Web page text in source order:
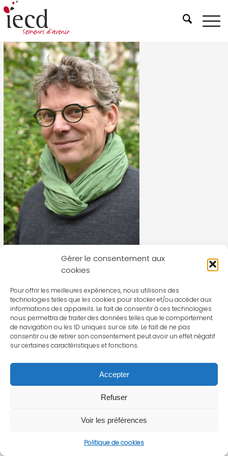
Gérer le consentement aux
cookies
Pour offrir les meilleures expériences, nous utilisons des
technologies telles que les cookies pour stocker et/ou accéder aux
informations des appareils. Le fait de consentir à ces technologies
nous permettra de traiter des données telles que le comportement
de navigation ou les ID uniques sur ce site. Le fait de ne pas
consentir ou de retirer son consentement peut avoir un effet négatif
sur certaines caractéristiques et fonctions.
Accepter
Refuser
Voir les préférences
Politique de cookies